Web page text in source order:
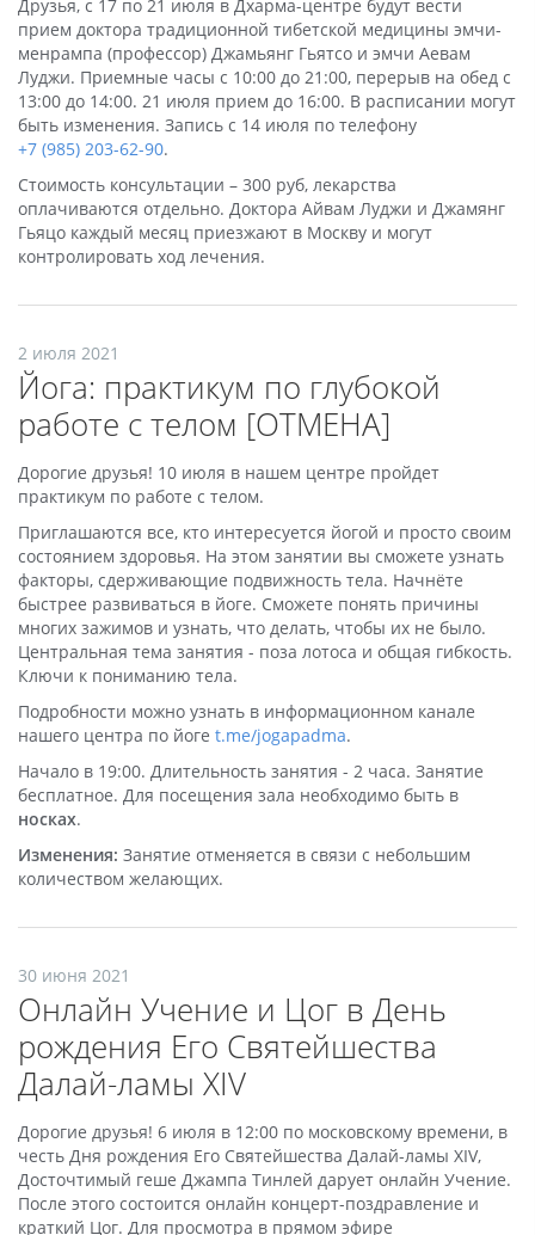
Друзья, с 17 по 21 июля в Дхарма-центре будут вести
прием доктора традиционной тибетской медицины эмчи-
менрампа (профессор) Джамьянг Гьятсо и эмчи Аевам
Луджи. Приемные часы с 10:00 до 21:00, перерыв на обед с
13:00 до 14:00. 21 июля прием до 16:00. В расписании могут
быть изменения. Запись с 14 июля по телефону
+7 (985) 203-62-90.
Стоимость консультации – 300 руб, лекарства
оплачиваются отдельно. Доктора Айвам Луджи и Джамянг
Гьяцо каждый месяц приезжают в Москву и могут
контролировать ход лечения.
2 июля 2021
Йога: практикум по глубокой
работе с телом [ОТМЕНА]
Дорогие друзья! 10 июля в нашем центре пройдет
практикум пo работе с телом.
Приглашаются все, кто интересуется йогой и просто своим
состоянием здоровья. На этом занятии вы сможете узнать
факторы, сдерживающие подвижность тела. Начнёте
быстрее развиваться в йоге. Сможете понять причины
многих зажимов и узнать, что делать, чтобы их не было.
Центральная тема занятия - поза лотоса и общая гибкость.
Ключи к пониманию тела.
Подробности можно узнать в информационном канале
нашего центра по йоге t.me/jogapadma.
Начало в 19:00. Длительность занятия - 2 часа. Занятие
бесплатное. Для посещения зала необходимо быть в
носках.
Изменения: Занятие отменяется в связи с небольшим
количеством желающих.
30 июня 2021
Онлайн Учение и Цог в День
рождения Его Святейшества
Далай-ламы XIV
Дорогие друзья! 6 июля в 12:00 по московскому времени, в
честь Дня рождения Его Святейшества Далай-ламы XIV,
Досточтимый геше Джампа Тинлей дарует онлайн Учение.
После этого состоится онлайн концерт-поздравление и
краткий Цог. Для просмотра в прямом эфире